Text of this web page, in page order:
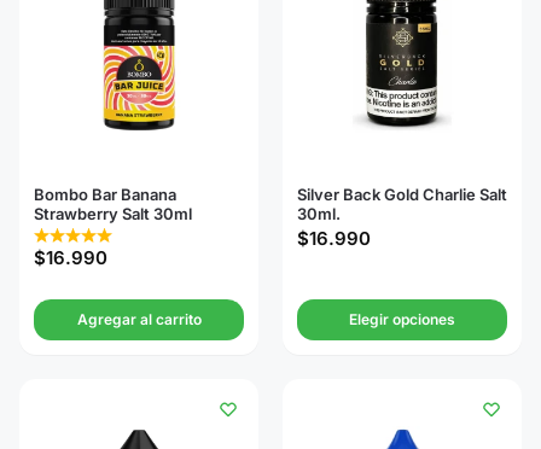
Bombo Bar Banana
Strawberry Salt 30ml
$16.990
Agregar al carrito
Silver Back Gold Charlie Salt
30ml.
$16.990
Elegir opciones